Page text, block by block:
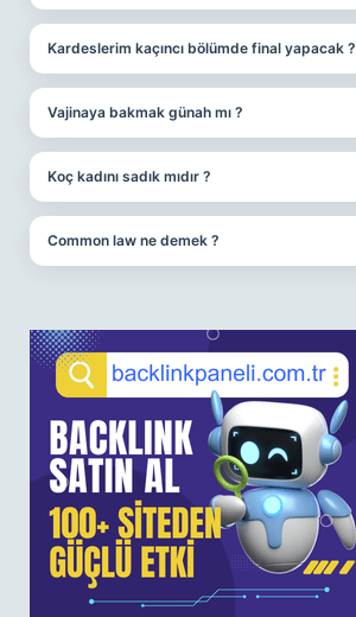
Kardeslerim kaçıncı bölümde final yapacak ?
Vajinaya bakmak günah mı ?
Koç kadını sadık mıdır ?
Common law ne demek ?